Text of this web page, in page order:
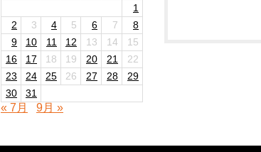
1
2
3 4 5 6 7
8
9
10 11 12 13 14
15
16
17 18 19 20 21
22
23
24 25 26 27 28
29
30
31
« 7月 9月 »